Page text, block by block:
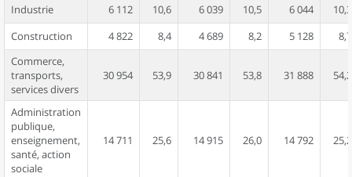
Industrie
6 112 10,6 6 039 10,5 6 044
10,3
Construction
4 822 8,4 4 689 8,2 5 128
8,7
Commerce,
transports,
services divers
30 954 53,9 30 841 53,8 31 888 54,2
Administration
publique,
enseignement,
santé, action
sociale
14 711 25,6 14 915 26,0 14 792 25,2